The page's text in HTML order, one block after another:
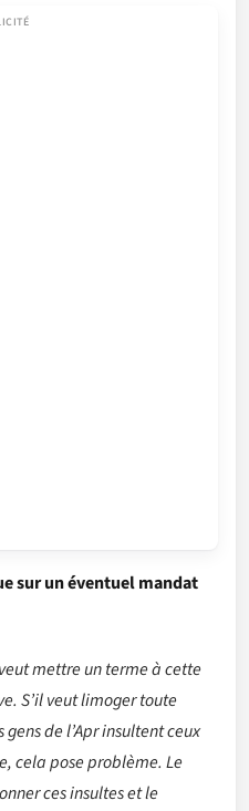
sur un éventuel mandat
mettre un terme à cette
S’il veut limoger toute
de l’Apr insultent ceux
cela pose problème. Le
ces insultes et le